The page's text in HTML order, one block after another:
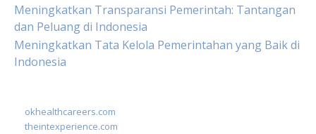
Meningkatkan Transparansi Pemerintah: Tantangan
dan Peluang di Indonesia
Meningkatkan Tata Kelola Pemerintahan yang Baik di
Indonesia
okhealthcareers.com
theintexperience.com